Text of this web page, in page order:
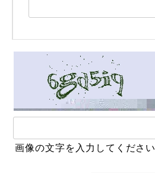
画像の文字を入力してください